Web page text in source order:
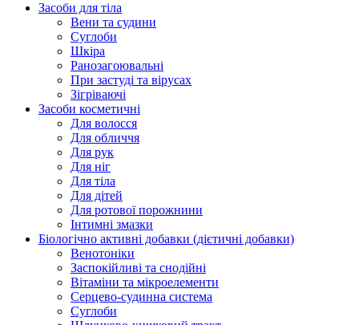
Засоби для тіла
Вени та судини
Суглоби
Шкіра
Ранозагоювальні
При застуді та вірусах
Зігріваючі
Засоби косметичні
Для волосся
Для обличчя
Для рук
Для ніг
Для тіла
Для дітей
Для ротової порожнини
Інтимні змазки
Біологічно активні добавки (дієтичні добавки)
Венотоніки
Заспокійливі та снодійні
Вітаміни та мікроелементи
Серцево-судинна система
Суглоби